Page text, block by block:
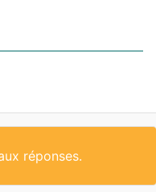
réponses.